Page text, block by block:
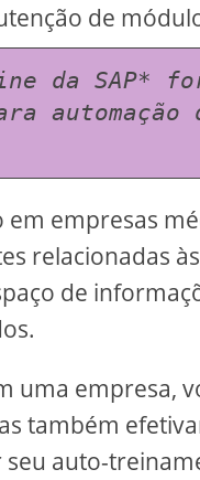
de
da SAP*
em empresas
relacionadas
de
uma empresa,
também
auto-